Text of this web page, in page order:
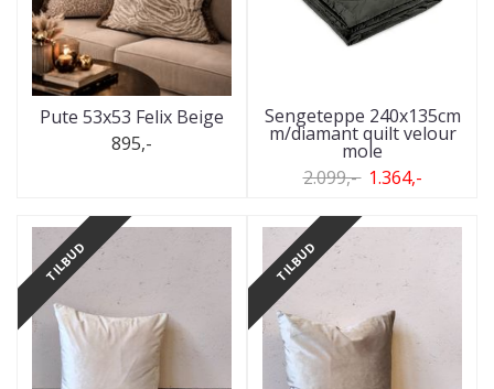
Pute 53x53 Felix Beige
895,-
Sengeteppe 240x135cm
m/diamant quilt velour
mole
2.099,- 1.364,-
TILBUD TILBUD